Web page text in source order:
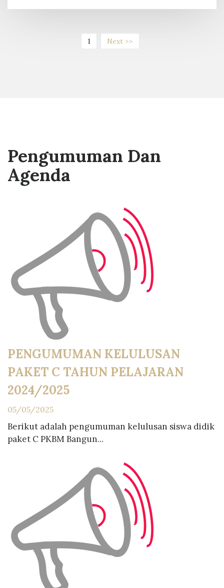
1(current)Next >>
Pengumuman Dan
Agenda
PENGUMUMAN KELULUSAN
PAKET C TAHUN PELAJARAN
2024/2025
05/05/2025
Berikut adalah pengumuman kelulusan siswa didik
paket C PKBM Bangun...